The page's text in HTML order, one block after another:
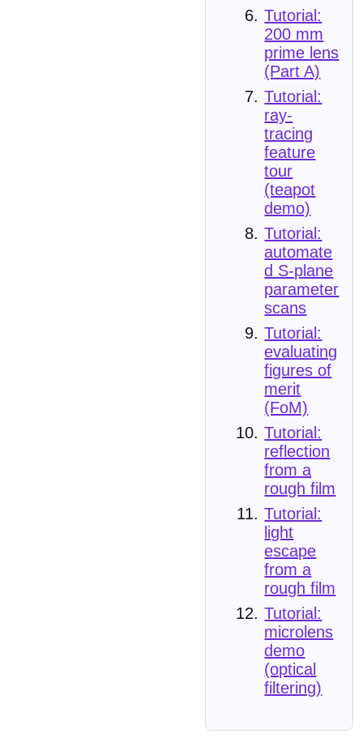
Tutorial:
200 mm
prime lens
(Part A)
Tutorial:
ray-
tracing
feature
tour
(teapot
demo)
Tutorial:
automate
d S-plane
parameter
scans
Tutorial:
evaluating
figures of
merit
(FoM)
Tutorial:
reflection
from a
rough film
Tutorial:
light
escape
from a
rough film
Tutorial:
microlens
demo
(optical
filtering)